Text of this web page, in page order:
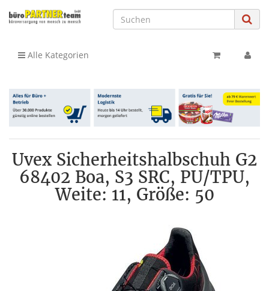
Alle Kategorien
Uvex Sicherheitshalbschuh G2
68402 Boa, S3 SRC, PU/TPU,
Weite: 11, Größe: 50